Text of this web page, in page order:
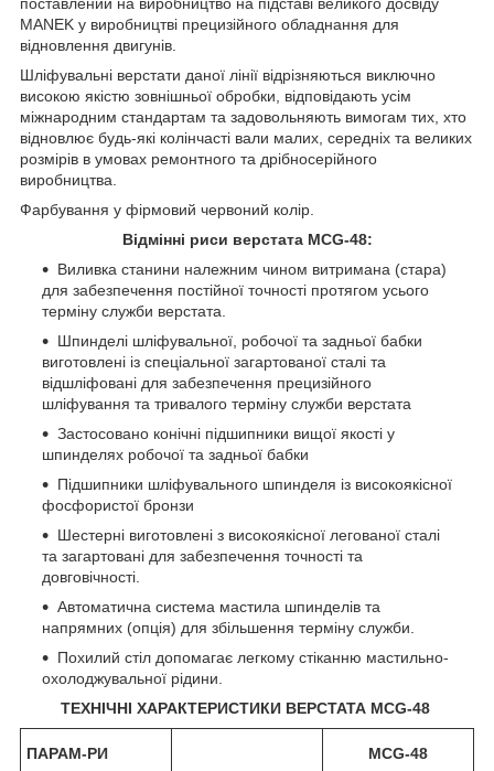
MANEK у виробництві прецизійного обладнання для
відновлення двигунів.
Шліфувальні верстати даної лінії відрізняються виключно
високою якістю зовнішньої обробки, відповідають усім
міжнародним стандартам та задовольняють вимогам тих, хто
відновлює будь-які колінчасті вали малих, середніх та великих
розмірів в умовах ремонтного та дрібносерійного
виробництва.
Фарбування у фірмовий червоний колір.
Відмінні риси верстата MCG-48:
Виливка станини належним чином витримана (стара)
для забезпечення постійної точності протягом усього
терміну служби верстата.
Шпинделі шліфувальної, робочої та задньої бабки
виготовлені із спеціальної загартованої сталі та
відшліфовані для забезпечення прецизійного
шліфування та тривалого терміну служби верстата
Застосовано конічні підшипники вищої якості у
шпинделях робочої та задньої бабки
Підшипники шліфувального шпинделя із високоякісної
фосфористої бронзи
Шестерні виготовлені з високоякісної легованої сталі
та загартовані для забезпечення точності та
довговічності.
Автоматична система мастила шпинделів та
напрямних (опція) для збільшення терміну служби.
Похилий стіл допомагає легкому стіканню мастильно-
охолоджувальної рідини.
ТЕХНІЧНІ ХАРАКТЕРИСТИКИ ВЕРСТАТА MCG-48
ПАРАМ-РИ MCG-48